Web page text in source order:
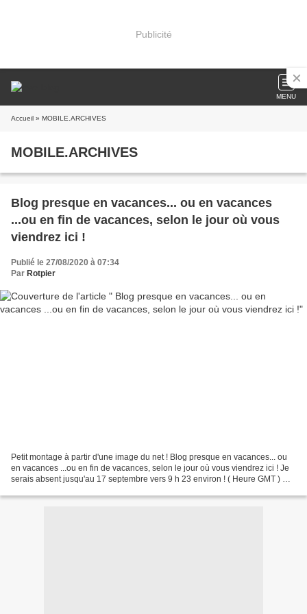
Publicité
MENU
Accueil » MOBILE.ARCHIVES
MOBILE.ARCHIVES
Blog presque en vacances... ou en vacances
...ou en fin de vacances, selon le jour où vous
viendrez ici !
Publié le 27/08/2020 à 07:34
Par Rotpier
Petit montage à partir d'une image du net ! Blog presque en vacances... ou
en vacances ...ou en fin de vacances, selon le jour où vous viendrez ici ! Je
serais absent jusqu'au 17 septembre vers 9 h 23 environ ! ( Heure GMT ) Un